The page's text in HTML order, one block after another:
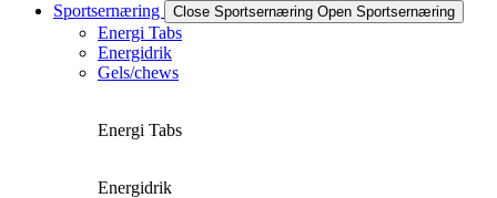
Sportsernæring
Close Sportsernæring Open Sportsernæring
Energi Tabs
Energidrik
Gels/chews
Energi Tabs
Energidrik